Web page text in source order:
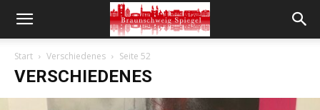
Start Verschiedenes Seite 52
VERSCHIEDENES